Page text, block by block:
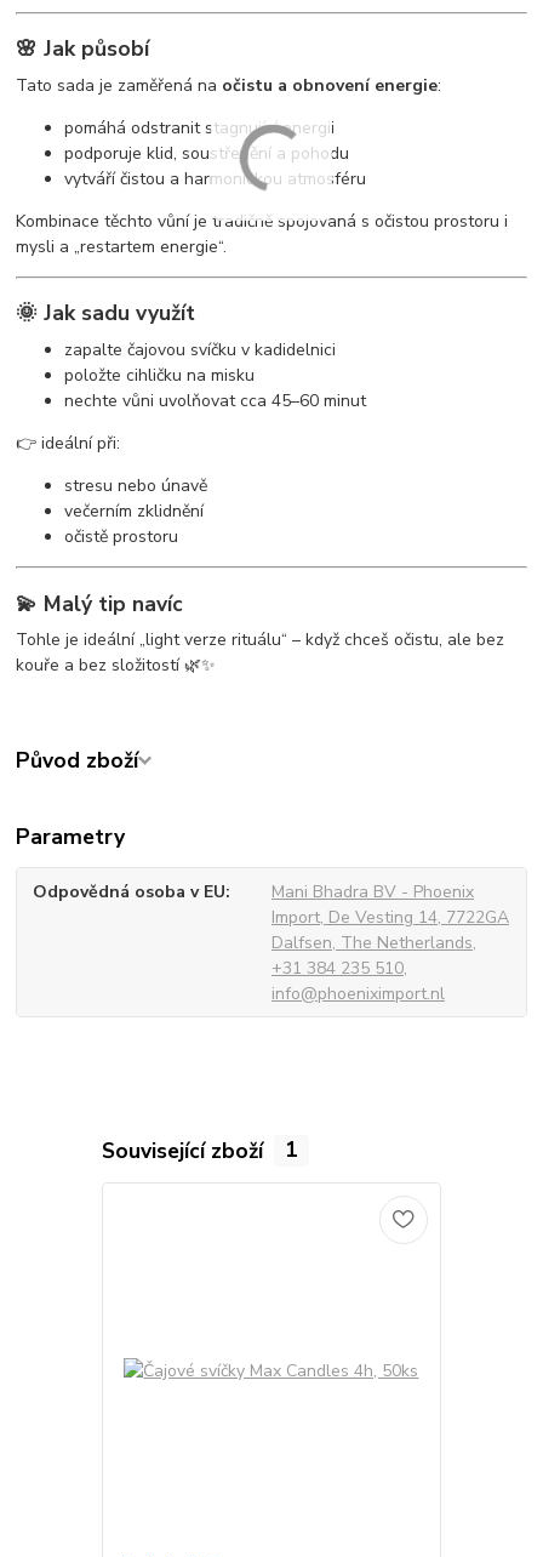
🌸 Jak působí
Tato sada je zaměřená na očistu a obnovení energie:
pomáhá odstranit stagnující energii
podporuje klid, soustředění a pohodu
vytváří čistou a harmonickou atmosféru
Kombinace těchto vůní je tradičně spojovaná s očistou prostoru i
mysli a „restartem energie“.
🌞 Jak sadu využít
zapalte čajovou svíčku v kadidelnici
položte cihličku na misku
nechte vůni uvolňovat cca 45–60 minut
👉 ideální při:
stresu nebo únavě
večerním zklidnění
očistě prostoru
💫 Malý tip navíc
Tohle je ideální „light verze rituálu“ – když chceš očistu, ale bez
kouře a bez složitostí 🌿✨
Původ zboží
Parametry
Odpovědná osoba v EU
Mani Bhadra BV - Phoenix
Import, De Vesting 14, 7722GA
Dalfsen, The Netherlands,
+31 384 235 510,
info@phoeniximport.nl
Související zboží 1